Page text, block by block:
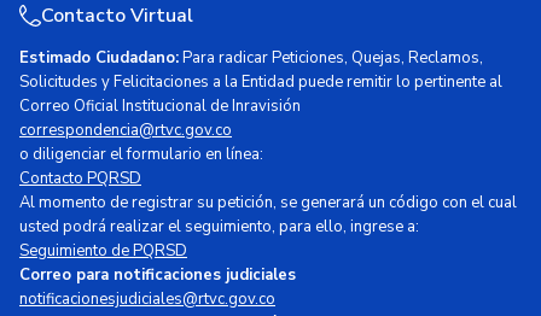
Contacto Virtual
Estimado Ciudadano:Para radicar Peticiones, Quejas, Reclamos,
Solicitudes y Felicitaciones a la Entidad puede remitir lo pertinente al
Correo Oficial Institucional de Inravisión
correspondencia@rtvc.gov.co
o diligenciar el formulario en línea:
Contacto PQRSD
Al momento de registrar su petición, se generará un código con el cual
usted podrá realizar el seguimiento, para ello, ingrese a:
Seguimiento de PQRSD
Correo para notificaciones judiciales
notificacionesjudiciales@rtvc.gov.co